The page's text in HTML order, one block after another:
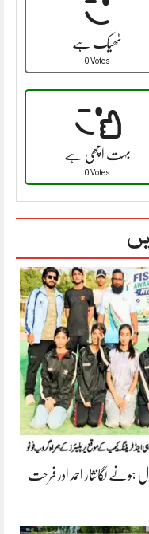
ٹھیک ہے
0 Votes
بہت اچھی ہے
0 Votes
لگانثار احمد اور فرحت